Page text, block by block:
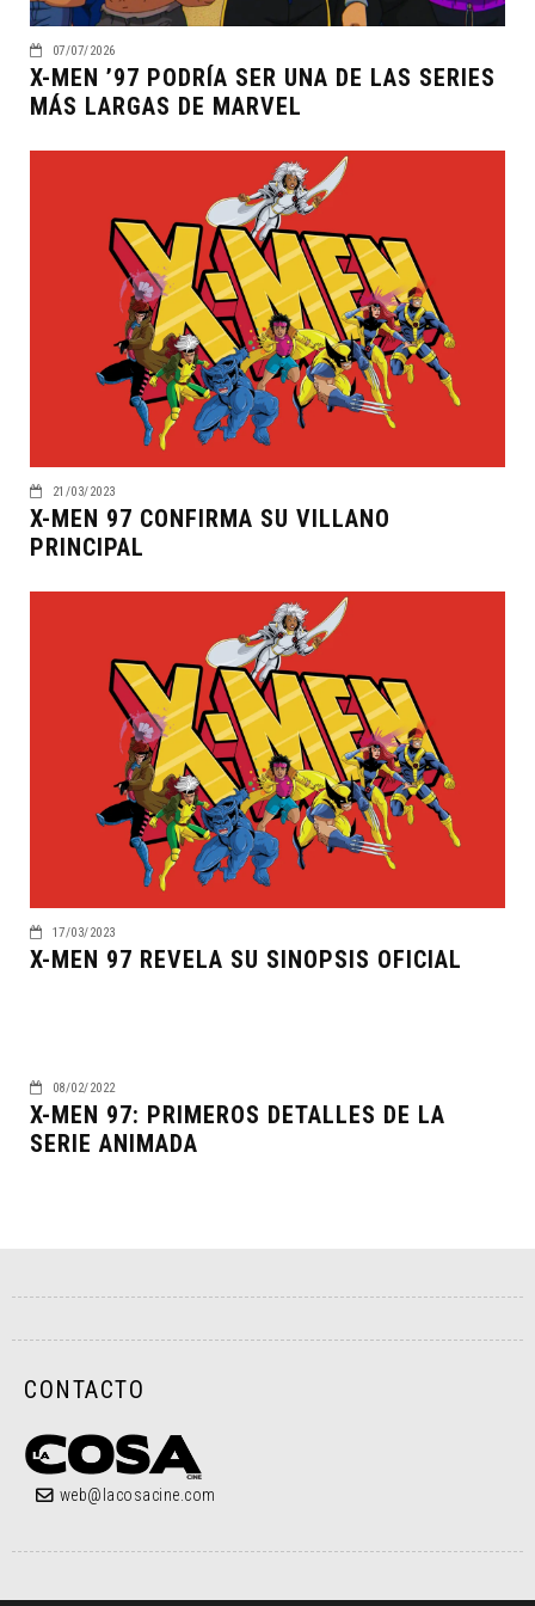
07/07/2026
X-MEN ’97 PODRÍA SER UNA DE LAS SERIES
MÁS LARGAS DE MARVEL
21/03/2023
X-MEN 97 CONFIRMA SU VILLANO
PRINCIPAL
17/03/2023
X-MEN 97 REVELA SU SINOPSIS OFICIAL
08/02/2022
X-MEN 97: PRIMEROS DETALLES DE LA
SERIE ANIMADA
CONTACTO
web@lacosacine.com